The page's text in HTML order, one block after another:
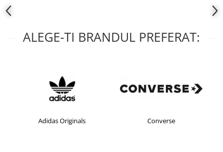
ALEGE-TI BRANDUL PREFERAT:
Adidas Originals Converse